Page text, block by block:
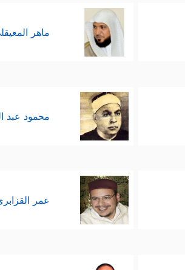
ماهر
محمود عبد
عمر